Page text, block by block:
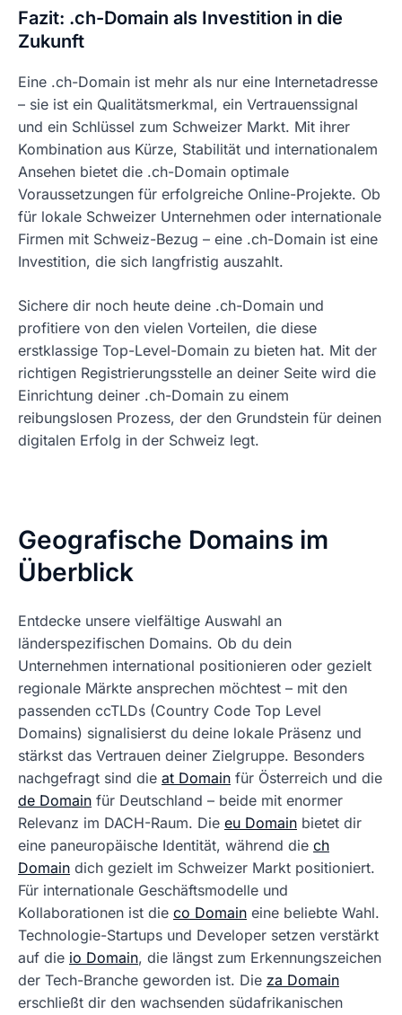
Fazit: .ch-Domain als Investition in die
Zukunft
Eine .ch-Domain ist mehr als nur eine Internetadresse
– sie ist ein Qualitätsmerkmal, ein Vertrauenssignal
und ein Schlüssel zum Schweizer Markt. Mit ihrer
Kombination aus Kürze, Stabilität und internationalem
Ansehen bietet die .ch-Domain optimale
Voraussetzungen für erfolgreiche Online-Projekte. Ob
für lokale Schweizer Unternehmen oder internationale
Firmen mit Schweiz-Bezug – eine .ch-Domain ist eine
Investition, die sich langfristig auszahlt.
Sichere dir noch heute deine .ch-Domain und
profitiere von den vielen Vorteilen, die diese
erstklassige Top-Level-Domain zu bieten hat. Mit der
richtigen Registrierungsstelle an deiner Seite wird die
Einrichtung deiner .ch-Domain zu einem
reibungslosen Prozess, der den Grundstein für deinen
digitalen Erfolg in der Schweiz legt.
Geografische Domains im
Überblick
Entdecke unsere vielfältige Auswahl an
länderspezifischen Domains. Ob du dein
Unternehmen international positionieren oder gezielt
regionale Märkte ansprechen möchtest – mit den
passenden ccTLDs (Country Code Top Level
Domains) signalisierst du deine lokale Präsenz und
stärkst das Vertrauen deiner Zielgruppe. Besonders
nachgefragt sind die at Domain für Österreich und die
de Domain für Deutschland – beide mit enormer
Relevanz im DACH-Raum. Die eu Domain bietet dir
eine paneuropäische Identität, während die ch
Domain dich gezielt im Schweizer Markt positioniert.
Für internationale Geschäftsmodelle und
Kollaborationen ist die co Domain eine beliebte Wahl.
Technologie-Startups und Developer setzen verstärkt
auf die io Domain, die längst zum Erkennungszeichen
der Tech-Branche geworden ist. Die za Domain
erschließt dir den wachsenden südafrikanischen